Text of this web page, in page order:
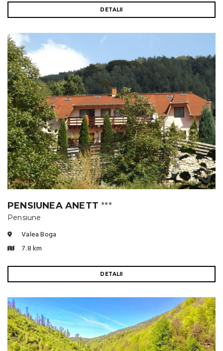
DETALII
PENSIUNEA ANETT⭐⭐⭐
Pensiune
Valea Boga
7.8 km
DETALII